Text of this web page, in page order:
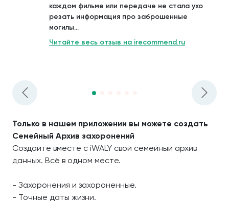
каждом фильме или передаче не стала ухо
резать информация про заброшенные
могилы...
Читайте весь отзыв на irecommend.ru
Только в нашем приложении вы можете создать
Семейный Архив захоронений
Создайте вместе с iWALY свой семейный архив
данных. Всё в одном месте.
- Захоронения и захороненные.
- Точные даты жизни.